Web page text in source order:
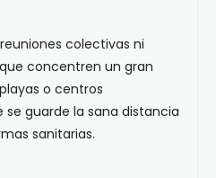
colectivas ni
concentren un gran
o centros
guarde la sana distancia
sanitarias.